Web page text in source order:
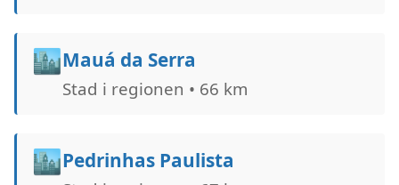
🏙️Mauá da Serra
Stad i regionen • 66 km
🏙️Pedrinhas Paulista